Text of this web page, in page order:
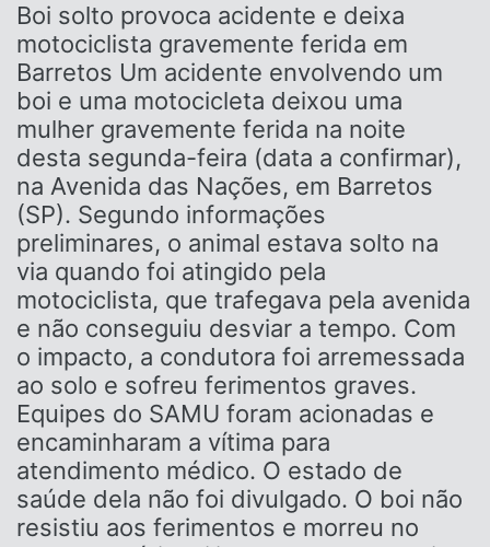
Boi solto provoca acidente e deixa
motociclista gravemente ferida em
Barretos Um acidente envolvendo um
boi e uma motocicleta deixou uma
mulher gravemente ferida na noite
desta segunda-feira (data a confirmar),
na Avenida das Nações, em Barretos
(SP). Segundo informações
preliminares, o animal estava solto na
via quando foi atingido pela
motociclista, que trafegava pela avenida
e não conseguiu desviar a tempo. Com
o impacto, a condutora foi arremessada
ao solo e sofreu ferimentos graves.
Equipes do SAMU foram acionadas e
encaminharam a vítima para
atendimento médico. O estado de
saúde dela não foi divulgado. O boi não
resistiu aos ferimentos e morreu no